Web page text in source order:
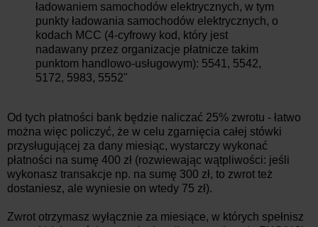
ładowaniem samochodów elektrycznych, w tym
punkty ładowania samochodów elektrycznych, o
kodach MCC (4-cyfrowy kod, który jest
nadawany przez organizacje płatnicze takim
punktom handlowo-usługowym): 5541, 5542,
5172, 5983, 5552"
Od tych płatności bank będzie naliczać 25% zwrotu - łatwo
można więc policzyć, że w celu zgarnięcia całej stówki
przysługującej za dany miesiąc, wystarczy wykonać
płatności na sumę 400 zł (rozwiewając wątpliwości: jeśli
wykonasz transakcje np. na sumę 300 zł, to zwrot też
dostaniesz, ale wyniesie on wtedy 75 zł).
Zwrot otrzymasz wyłącznie za miesiące, w których spełnisz